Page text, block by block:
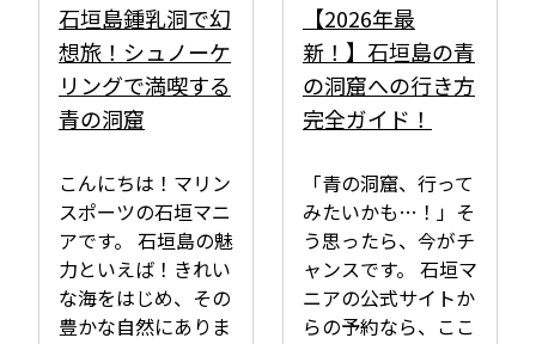
石垣島鍾乳洞で幻
想旅！シュノーケ
リングで満喫する
青の洞窟
こんにちは！マリン
スポーツの石垣マニ
アです。 石垣島の魅
力といえば！きれい
な海をはじめ、その
豊かな自然にありま
【2026年最
新！】石垣島の青
の洞窟への行き方
完全ガイド！
「青の洞窟、行って
みたいかも…！」そ
う思ったら、今がチ
ャンスです。 石垣マ
ニアの公式サイトか
らの予約なら、ここ